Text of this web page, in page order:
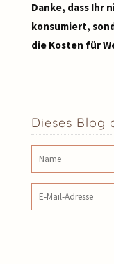
Danke, dass Ihr
konsumiert,
die Kosten für
Dieses Blog